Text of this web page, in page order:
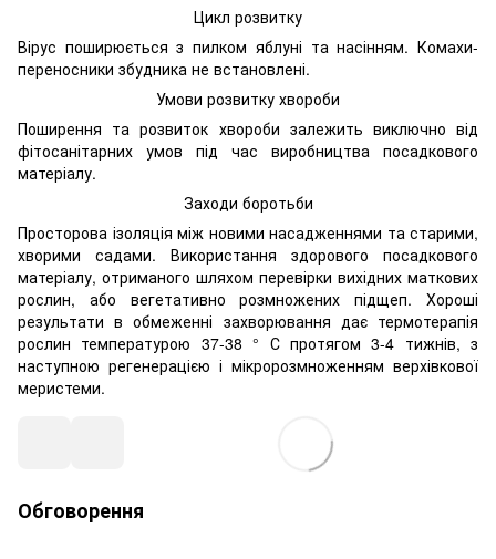
Цикл розвитку
Вірус поширюється з пилком яблуні та насінням. Комахи-
переносники збудника не встановлені.
Умови розвитку хвороби
Поширення та розвиток хвороби залежить виключно від
фітосанітарних умов під час виробництва посадкового
матеріалу.
Заходи боротьби
Просторова ізоляція між новими насадженнями та старими,
хворими садами. Використання здорового посадкового
матеріалу, отриманого шляхом перевірки вихідних маткових
рослин, або вегетативно розмножених підщеп. Хороші
результати в обмеженні захворювання дає термотерапія
рослин температурою 37-38 ° С протягом 3-4 тижнів, з
наступною регенерацією і мікророзмноженням верхівкової
меристеми.
Обговорення